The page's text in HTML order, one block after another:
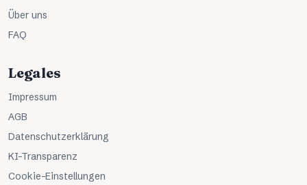
Über uns
FAQ
Legales
Impressum
AGB
Datenschutzerklärung
KI-Transparenz
Cookie-Einstellungen